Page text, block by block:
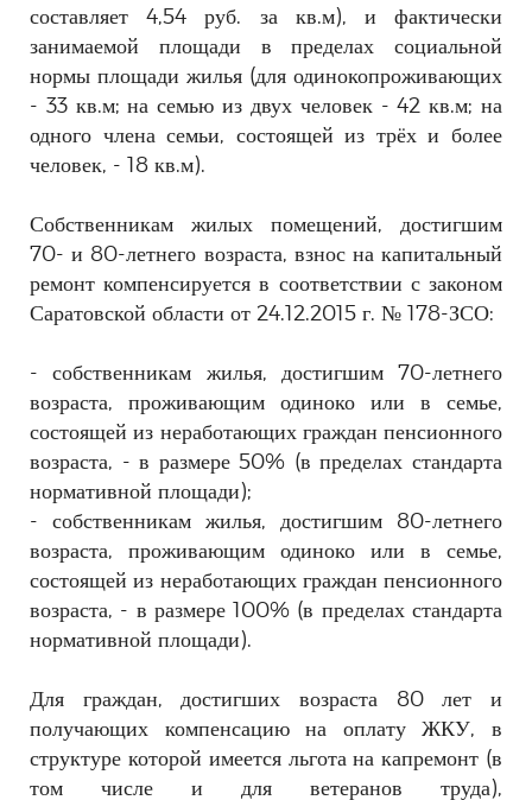
составляет 4,54 руб. за кв.м), и фактически
занимаемой площади в пределах социальной
нормы площади жилья (для одинокопроживающих
- 33 кв.м; на семью из двух человек - 42 кв.м; на
одного члена семьи, состоящей из трёх и более
человек, - 18 кв.м).
Собственникам жилых помещений, достигшим
70- и 80-летнего возраста, взнос на капитальный
ремонт компенсируется в соответствии с законом
Саратовской области от 24.12.2015 г. № 178-ЗСО:
- собственникам жилья, достигшим 70-летнего
возраста, проживающим одиноко или в семье,
состоящей из неработающих граждан пенсионного
возраста, - в размере 50% (в пределах стандарта
нормативной площади);
- собственникам жилья, достигшим 80-летнего
возраста, проживающим одиноко или в семье,
состоящей из неработающих граждан пенсионного
возраста, - в размере 100% (в пределах стандарта
нормативной площади).
Для граждан, достигших возраста 80 лет и
получающих компенсацию на оплату ЖКУ, в
структуре которой имеется льгота на капремонт (в
том числе и для ветеранов труда),